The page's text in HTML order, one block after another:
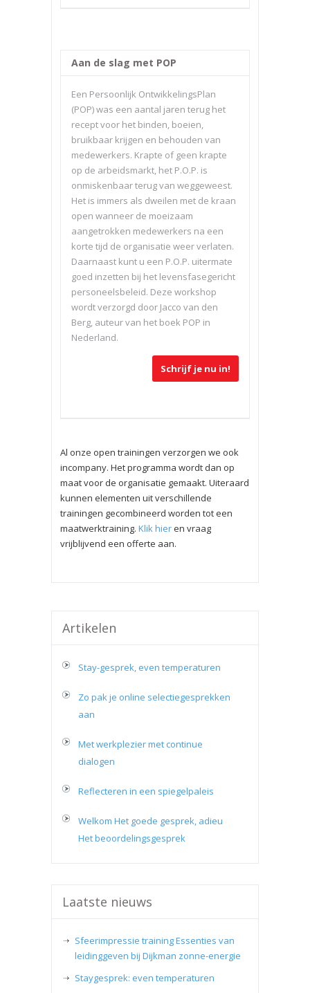
Aan de slag met POP
Een Persoonlijk OntwikkelingsPlan
(POP) was een aantal jaren terug het
recept voor het binden, boeien,
bruikbaar krijgen en behouden van
medewerkers. Krapte of geen krapte
op de arbeidsmarkt, het P.O.P. is
onmiskenbaar terug van weggeweest.
Het is immers als dweilen met de kraan
open wanneer de moeizaam
aangetrokken medewerkers na een
korte tijd de organisatie weer verlaten.
Daarnaast kunt u een P.O.P. uitermate
goed inzetten bij het levensfasegericht
personeelsbeleid. Deze workshop
wordt verzorgd door Jacco van den
Berg, auteur van het boek POP in
Nederland.
Schrijf je nu in!
Al onze open trainingen verzorgen we ook
incompany. Het programma wordt dan op
maat voor de organisatie gemaakt. Uiteraard
kunnen elementen uit verschillende
trainingen gecombineerd worden tot een
maatwerktraining. Klik hieren vraag
vrijblijvend een offerte aan.
Artikelen
Stay-gesprek, even temperaturen
Zo pak je online selectiegesprekken
aan
Met werkplezier met continue
dialogen
Reflecteren in een spiegelpaleis
Welkom Het goede gesprek, adieu
Het beoordelingsgesprek
Laatste nieuws
Sfeerimpressie training Essenties van
leidinggeven bij Dijkman zonne-energie
Staygesprek: even temperaturen